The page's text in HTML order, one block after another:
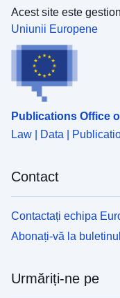
Acest site este
Uniunii Europene
Publications Office
Law | Data |
Contact
Contactați echipa
Abonați-vă la
Urmăriți-ne pe